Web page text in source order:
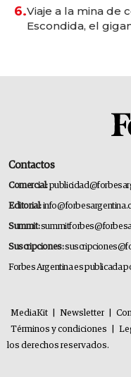
6.Viaje a la mina de
Escondida, el
Contactos
Comercial:
Editorial:
Summit:
Suscripciones:
Forbes Argentina es publicada
MediaKit Newsletter
Términos y condiciones
los derechos reservados.